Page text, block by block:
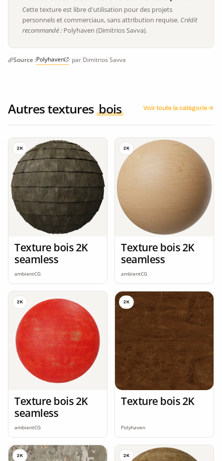
Cette texture est libre d'utilisation pour des projets
personnels et commerciaux, sans attribution requise. Crédit
recommandé : Polyhaven (Dimitrios Savva).
Source :Polyhaven · par Dimitrios Savva
Autres textures bois Voir toute la catégorie
2K
Texture bois 2K
seamless
ambientCG
2K
Texture bois 2K
seamless
ambientCG
2K
Texture bois 2K
seamless
ambientCG
2K
Texture bois 2K
Polyhaven
2K 2K